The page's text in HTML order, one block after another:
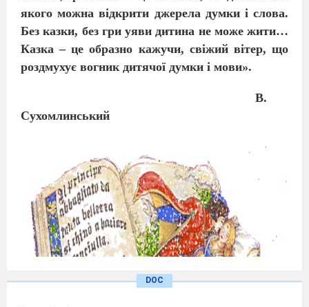
якого можна відкрити джерела думки і слова.
Без казки, без гри уяви дитина не може жити…
Казка –це образно кажучи, свіжий вітер,що
роздмухує вогник дитячої думки і мови».
В.
Сухомлинський
DOC